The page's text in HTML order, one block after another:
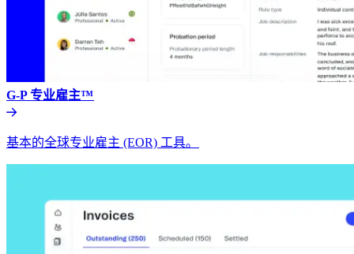
G-P 专业雇主™​​
基本的全球专业雇主 (EOR) 工具。​​